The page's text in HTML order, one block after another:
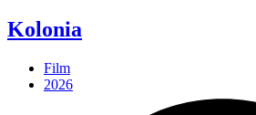
Kolonia
Film
2026